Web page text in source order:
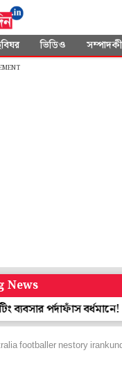
ভিডিও
News
বর্ধমানে! গ্রেপ্তার
footballer nestory